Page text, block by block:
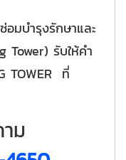
มบำรุงรักษาและ
Tower) รับให้คำ
TOWER ที่
ม